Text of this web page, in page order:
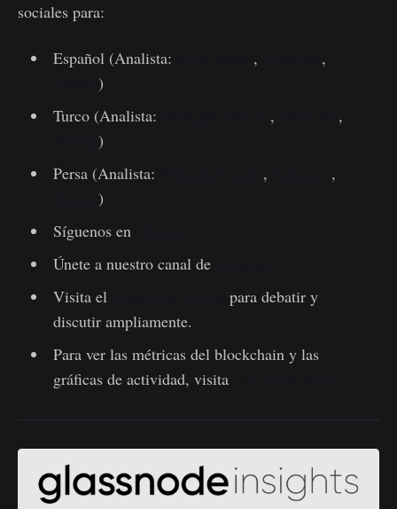
sociales para:
Español (Analista: ,
,
)
Turco (Analista:
,
,
)
Persa (Analista:
,
,
)
Síguenos en
Únete a nuestro canal de
Visita el
para debatir y
discutir ampliamente.
Para ver las métricas del blockchain y las
gráficas de actividad, visita